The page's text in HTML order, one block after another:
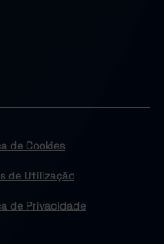
de Cookies
de Utilização
de Privacidade